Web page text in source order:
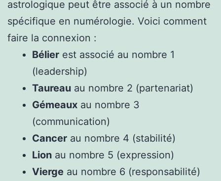
astrologique peut être associé à un nombre
spécifique en numérologie. Voici comment
faire la connexion :
Bélier est associé au nombre 1
(leadership)
Taureau au nombre 2 (partenariat)
Gémeaux au nombre 3
(communication)
Cancer au nombre 4 (stabilité)
Lion au nombre 5 (expression)
Vierge au nombre 6 (responsabilité)